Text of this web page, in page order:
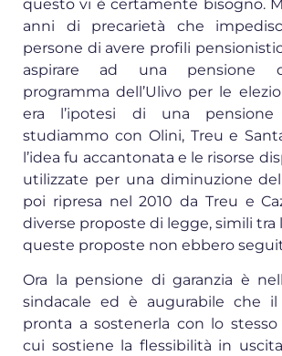
questo vi è certamente bisogno.
anni di precarietà che
persone di avere profili
aspirare ad una pensione
programma dell’Ulivo per le
era l’ipotesi di una
studiammo con Olini, Treu e
l’idea fu accantonata e le risorse
utilizzate per una diminuzione
poi ripresa nel 2010 da Treu e
diverse proposte di legge, simili tra
queste proposte non ebbero
Ora la pensione di garanzia è
sindacale ed è augurabile che il
pronta a sostenerla con lo
cui sostiene la flessibilità in